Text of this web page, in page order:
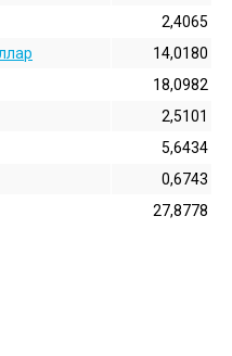
2,4065
14,0180
18,0982
2,5101
5,6434
0,6743
27,8778